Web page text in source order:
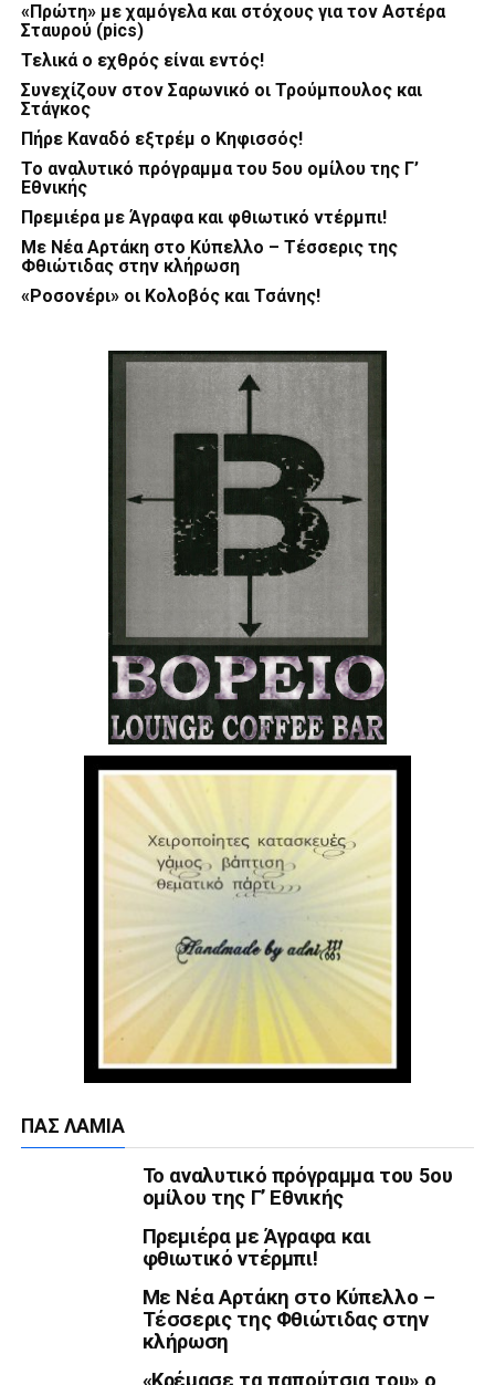
«Πρώτη» με χαμόγελα και στόχους για τον Αστέρα
Σταυρού (pics)
Τελικά ο εχθρός είναι εντός!
Συνεχίζουν στον Σαρωνικό οι Τρούμπουλος και
Στάγκος
Πήρε Καναδό εξτρέμ ο Κηφισσός!
Το αναλυτικό πρόγραμμα του 5ου ομίλου της Γ’
Εθνικής
Πρεμιέρα με Άγραφα και φθιωτικό ντέρμπι!
Με Νέα Αρτάκη στο Κύπελλο – Τέσσερις της
Φθιώτιδας στην κλήρωση
«Ροσονέρι» οι Κολοβός και Τσάνης!
ΠΑΣ ΛΑΜΊΑ
Το αναλυτικό πρόγραμμα του 5ου
ομίλου της Γ’ Εθνικής
Πρεμιέρα με Άγραφα και
φθιωτικό ντέρμπι!
Με Νέα Αρτάκη στο Κύπελλο –
Τέσσερις της Φθιώτιδας στην
κλήρωση